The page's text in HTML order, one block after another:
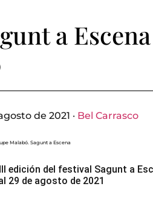
a
de 2021 · Bel Carrasco
edición del festival Sagunt a
29 de agosto de 2021